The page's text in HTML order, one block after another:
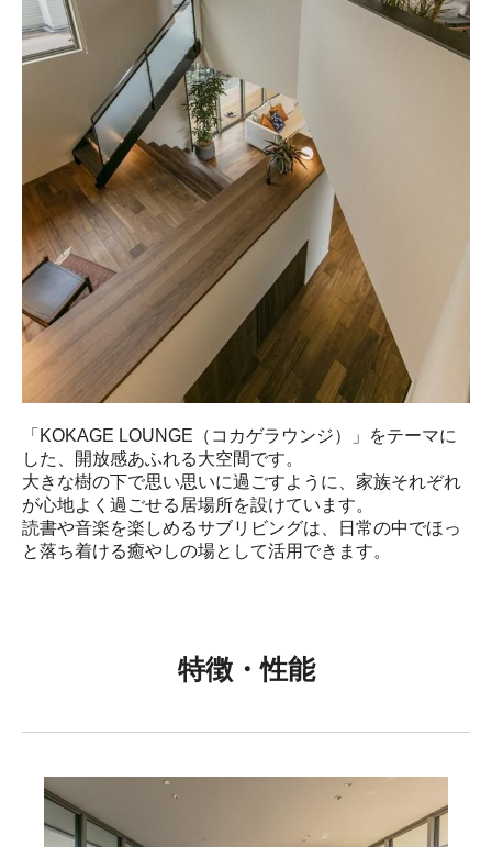
「KOKAGE LOUNGE（コカゲラウンジ）」をテーマに
した、開放感あふれる大空間です。
大きな樹の下で思い思いに過ごすように、家族それぞれ
が心地よく過ごせる居場所を設けています。
読書や音楽を楽しめるサブリビングは、日常の中でほっ
と落ち着ける癒やしの場として活用できます。
特徴・性能